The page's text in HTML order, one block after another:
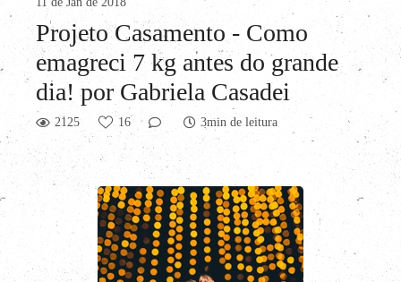
Projeto Casamento - Como
emagreci 7 kg antes do grande
dia! por Gabriela Casadei
2125 16 3min de leitura